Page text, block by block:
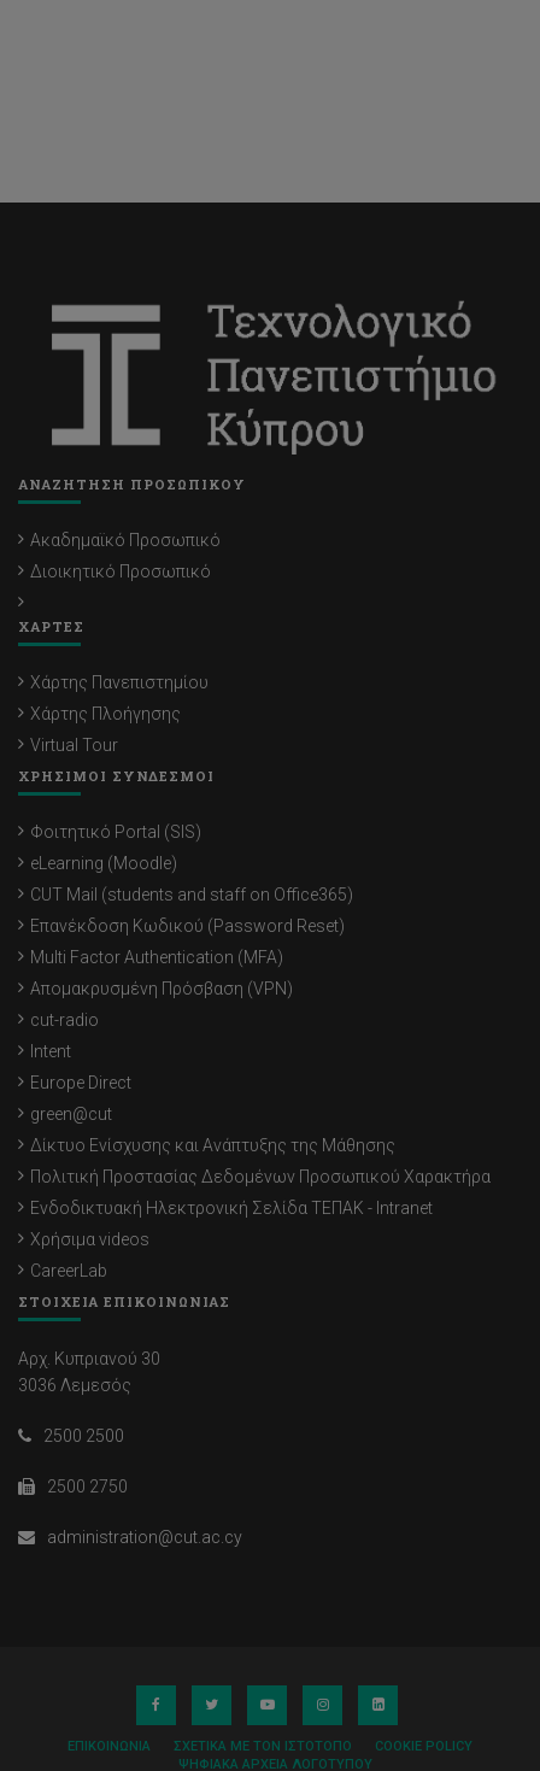
ΑΝΑΖΗΤΗΣΗ ΠΡΟΣΩΠΙΚΟΥ
Ακαδημαϊκό Προσωπικό
Διοικητικό Προσωπικό
ΧΑΡΤΕΣ
Χάρτης Πανεπιστημίου
Χάρτης Πλοήγησης
Virtual Tour
ΧΡΗΣΙΜΟΙ ΣΥΝΔΕΣΜΟΙ
Φοιτητικό Portal (SIS)
eLearning (Moodle)
CUT Mail (students and staff on Office365)
Επανέκδοση Κωδικού (Password Reset)
Multi Factor Authentication (MFA)
Απομακρυσμένη Πρόσβαση (VPN)
cut-radio
Intent
Europe Direct
green@cut
Δίκτυο Ενίσχυσης και Ανάπτυξης της Μάθησης
Πολιτική Προστασίας Δεδομένων Προσωπικού Χαρακτήρα
Ενδοδικτυακή Ηλεκτρονική Σελίδα ΤΕΠΑΚ - Intranet
Χρήσιμα videos
CareerLab
ΣΤΟΙΧΕΙΑ ΕΠΙΚΟΙΝΩΝΙΑΣ
Αρχ. Κυπριανού 30
3036 Λεμεσός
2500 2500
2500 2750
administration@cut.ac.cy
ΕΠΙΚΟΙΝΩΝΊΑ ΣΧΕΤΙΚΆ ΜΕ ΤΟΝ ΙΣΤΌΤΟΠΟ
COOKIE POLICY
ΨΗΦΙΑΚΆ ΑΡΧΕΊΑ ΛΟΓΌΤΥΠΟΥ